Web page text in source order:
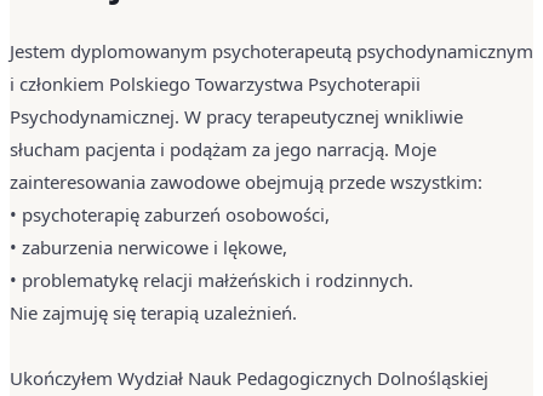
Jestem dyplomowanym psychoterapeutą psychodynamicznym
i członkiem Polskiego Towarzystwa Psychoterapii
Psychodynamicznej. W pracy terapeutycznej wnikliwie
słucham pacjenta i podążam za jego narracją. Moje
zainteresowania zawodowe obejmują przede wszystkim:
• psychoterapię zaburzeń osobowości,
• zaburzenia nerwicowe i lękowe,
• problematykę relacji małżeńskich i rodzinnych.
Nie zajmuję się terapią uzależnień.
Ukończyłem Wydział Nauk Pedagogicznych Dolnośląskiej